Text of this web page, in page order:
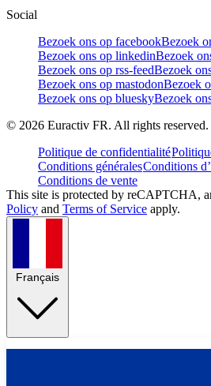
Social
Bezoek ons op facebookBezoek
Bezoek ons op linkedinBezoek
Bezoek ons op rss-feedBezoek
Bezoek ons op mastodonBezoek
Bezoek ons op blueskyBezoek
© 2026 Euractiv FR. All rights reserved.
Politique de confidentialité
Conditions généralesConditions
Conditions de vente
This site is protected by reCAPTCHA,
Policy and Terms of Service apply.
Français